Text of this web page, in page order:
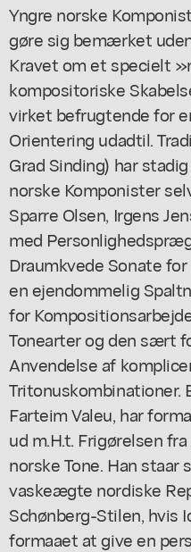
Yngre norske
gøre sig bemærket
Kravet om et specielt
kompositoriske
virket befrugtende for
Orientering udadtil.
Grad Sinding) har
norske Komponister
Sparre Olsen, Irgens
med
Draumkvede Sonate
en ejendommelig
for
Tonearter og den sært
Anvendelse af
Tritonuskombinationer.
Farteim Valeu, har
ud m.H.t. Frigørelsen
norske Tone. Han staar
vaskeægte nordiske
Schønberg-Stilen, hvis
formaaet at give en